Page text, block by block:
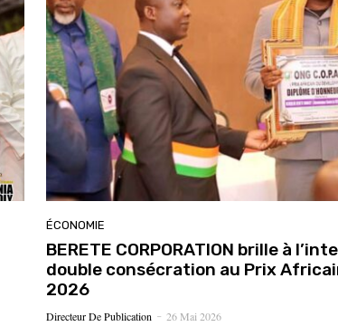
ÉCONOMIE
BERETE CORPORATION brille à
double consécration au Prix
2026
Directeur De Publication - 26 Mai 2026